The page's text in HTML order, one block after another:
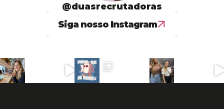
@duasrecrutadoras
Siga nosso Instagram